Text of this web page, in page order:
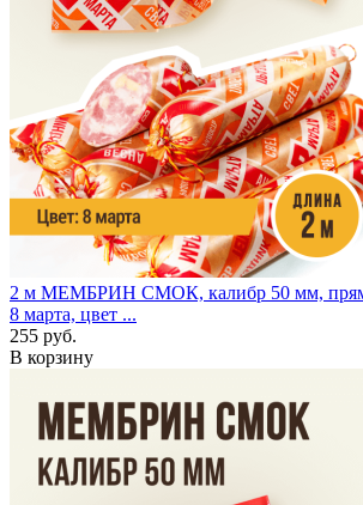
2 м МЕМБРИН СМОК, калибр 50 мм,
8 марта, цвет ...
255 руб.
В корзину